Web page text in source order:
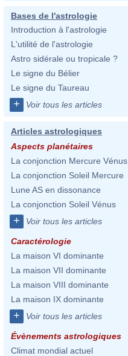
Bases de l'astrologie
Introduction à l'astrologie
L'utilité de l'astrologie
Astro sidérale ou tropicale ?
Le signe du Bélier
Le signe du Taureau
+ Voir tous les articles
Articles astrologiques
Aspects planétaires
La conjonction Mercure Vénus
La conjonction Soleil Mercure
Lune AS en dissonance
La conjonction Soleil Vénus
+ Voir tous les articles
Caractérologie
La maison VI dominante
La maison VII dominante
La maison VIII dominante
La maison IX dominante
+ Voir tous les articles
Évènements astrologiques
Climat mondial actuel